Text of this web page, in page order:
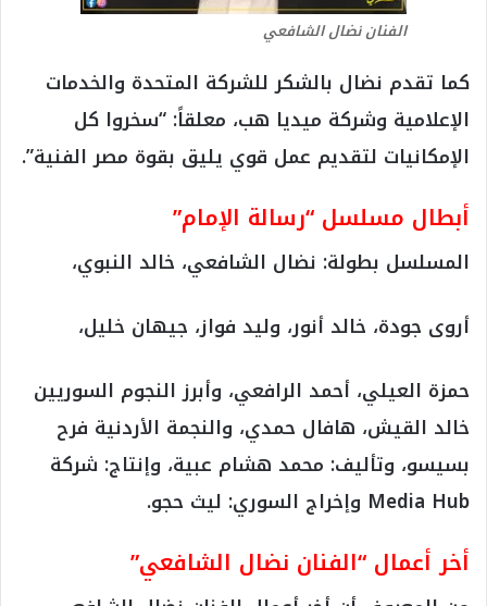
الفنان نضال الشافعي
كما تقدم نضال بالشكر للشركة المتحدة والخدمات
الإعلامية وشركة ميديا هب، معلقاً: “سخروا كل
الإمكانيات لتقديم عمل قوي يليق بقوة مصر الفنية”.
أبطال مسلسل “رسالة الإمام”
المسلسل بطولة: نضال الشافعي، خالد النبوي،
أروى جودة، خالد أنور، وليد فواز، جيهان خليل،
حمزة العيلي، أحمد الرافعي، وأبرز النجوم السوريين
خالد القيش، هافال حمدي، والنجمة الأردنية فرح
بسيسو، وتأليف: محمد هشام عبية، وإنتاج: شركة
Media Hub وإخراج السوري: ليث حجو.
أخر أعمال “الفنان نضال الشافعي”